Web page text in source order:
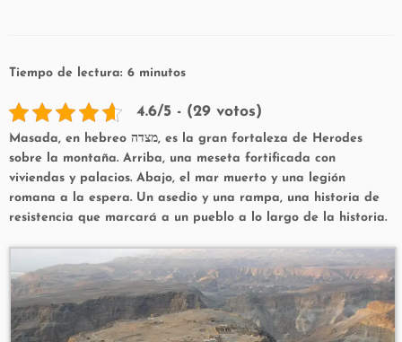
Tiempo de lectura: 6 minutos
4.6/5 - (29 votos)
Masada, en hebreo מצדה, es la gran fortaleza de Herodes
sobre la montaña. Arriba, una meseta fortificada con
viviendas y palacios. Abajo, el mar muerto y una legión
romana a la espera. Un asedio y una rampa, una historia de
resistencia que marcará a un pueblo a lo largo de la historia.